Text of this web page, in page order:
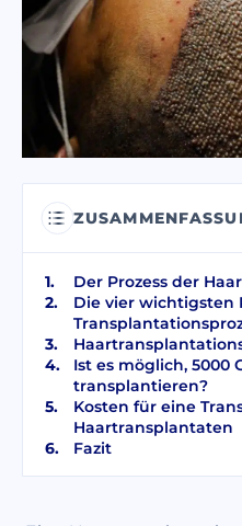
Der Prozess der
Die vier wichtigsten
Ist es möglich, 5000
transplantieren?
Kosten für eine
Haartransplantaten
Fazit